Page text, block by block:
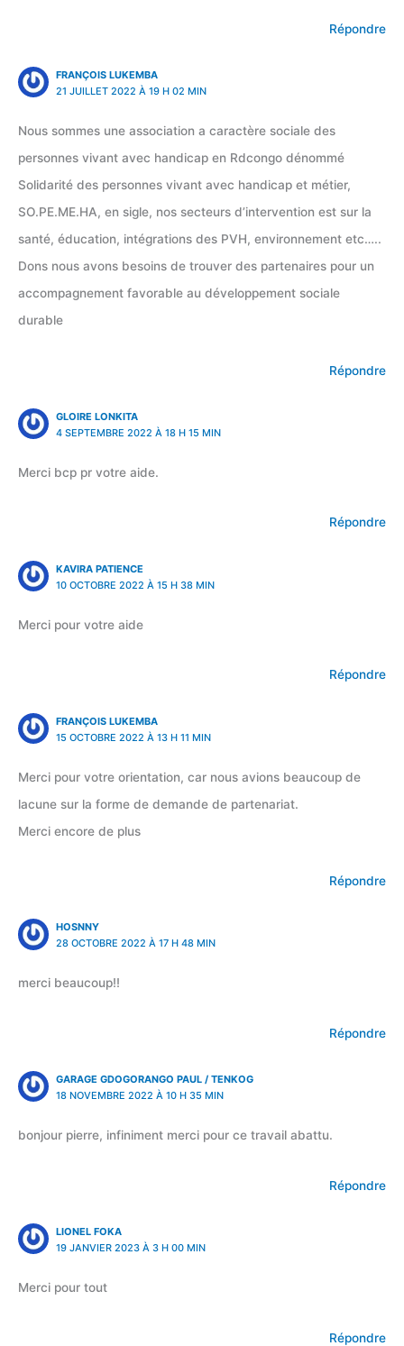
Répondre
FRANÇOIS LUKEMBA
21 JUILLET 2022 À 19 H 02 MIN
Nous sommes une association a caractère sociale des
personnes vivant avec handicap en Rdcongo dénommé
Solidarité des personnes vivant avec handicap et métier,
SO.PE.ME.HA, en sigle, nos secteurs d’intervention est sur la
santé, éducation, intégrations des PVH, environnement etc…..
Dons nous avons besoins de trouver des partenaires pour un
accompagnement favorable au développement sociale
durable
Répondre
GLOIRE LONKITA
4 SEPTEMBRE 2022 À 18 H 15 MIN
Merci bcp pr votre aide.
Répondre
KAVIRA PATIENCE
10 OCTOBRE 2022 À 15 H 38 MIN
Merci pour votre aide
Répondre
FRANÇOIS LUKEMBA
15 OCTOBRE 2022 À 13 H 11 MIN
Merci pour votre orientation, car nous avions beaucoup de
lacune sur la forme de demande de partenariat.
Merci encore de plus
Répondre
HOSNNY
28 OCTOBRE 2022 À 17 H 48 MIN
merci beaucoup!!
Répondre
GARAGE GDOGORANGO PAUL / TENKOG
18 NOVEMBRE 2022 À 10 H 35 MIN
bonjour pierre, infiniment merci pour ce travail abattu.
Répondre
LIONEL FOKA
19 JANVIER 2023 À 3 H 00 MIN
Merci pour tout
Répondre